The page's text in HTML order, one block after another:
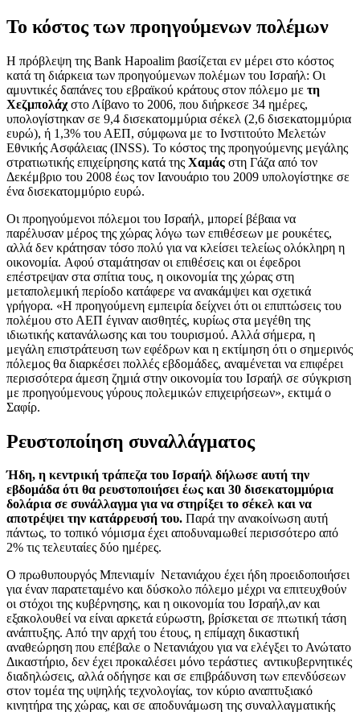
Το κόστος των προηγούμενων πολέμων
Η πρόβλεψη της Bank Hapoalim βασίζεται εν μέρει στο κόστος
κατά τη διάρκεια των προηγούμενων πολέμων του Ισραήλ: Οι
αμυντικές δαπάνες του εβραϊκού κράτους στον πόλεμο με τη
Χεζμπολάχστο Λίβανο το 2006, που διήρκεσε 34 ημέρες,
υπολογίστηκαν σε 9,4 δισεκατομμύρια σέκελ (2,6 δισεκατομμύρια
ευρώ), ή 1,3% του ΑΕΠ, σύμφωνα με το Ινστιτούτο Μελετών
Εθνικής Ασφάλειας (INSS). Το κόστος της προηγούμενης μεγάλης
στρατιωτικής επιχείρησης κατά της Χαμάς στη Γάζα από τον
Δεκέμβριο του 2008 έως τον Ιανουάριο του 2009 υπολογίστηκε σε
ένα δισεκατομμύριο ευρώ.
Οι προηγούμενοι πόλεμοι του Ισραήλ, μπορεί βέβαια να
παρέλυσαν μέρος της χώρας λόγω των επιθέσεων με ρουκέτες,
αλλά δεν κράτησαν τόσο πολύ για να κλείσει τελείως ολόκληρη η
οικονομία. Αφού σταμάτησαν οι επιθέσεις και οι έφεδροι
επέστρεψαν στα σπίτια τους, η οικονομία της χώρας στη
μεταπολεμική περίοδο κατάφερε να ανακάμψει και σχετικά
γρήγορα. «Η προηγούμενη εμπειρία δείχνει ότι οι επιπτώσεις του
πολέμου στο ΑΕΠ έγιναν αισθητές, κυρίως στα μεγέθη της
ιδιωτικής κατανάλωσης και του τουρισμού. Αλλά σήμερα, η
μεγάλη επιστράτευση των εφέδρων και η εκτίμηση ότι ο σημερινός
πόλεμος θα διαρκέσει πολλές εβδομάδες, αναμένεται να επιφέρει
περισσότερα άμεση ζημιά στην οικονομία του Ισραήλ σε σύγκριση
με προηγούμενους γύρους πολεμικών επιχειρήσεων», εκτιμά ο
Σαφίρ.
Ρευστοποίηση συναλλάγματος
Ήδη, η κεντρική τράπεζα του Ισραήλ δήλωσε αυτή την
εβδομάδα ότι θα ρευστοποιήσει έως και 30 δισεκατομμύρια
δολάρια σε συνάλλαγμα για να στηρίξει το σέκελ και να
αποτρέψει την κατάρρευσή του. Παρά την ανακοίνωση αυτή
πάντως, το τοπικό νόμισμα έχει αποδυναμωθεί περισσότερο από
2% τις τελευταίες δύο ημέρες.
Ο πρωθυπουργός Μπενιαμίν Νετανιάχου έχει ήδη προειδοποιήσει
για έναν παρατεταμένο και δύσκολο πόλεμο μέχρι να επιτευχθούν
οι στόχοι της κυβέρνησης, και η οικονομία του Ισραήλ,αν και
εξακολουθεί να είναι αρκετά εύρωστη, βρίσκεται σε πτωτική τάση
ανάπτυξης. Από την αρχή του έτους, η επίμαχη δικαστική
αναθεώρηση που επέβαλε ο Νετανιάχου για να ελέγξει το Ανώτατο
Δικαστήριο, δεν έχει προκαλέσει μόνο τεράστιες αντικυβερνητικές
διαδηλώσεις, αλλά οδήγησε και σε επιβράδυνση των επενδύσεων
στον τομέα της υψηλής τεχνολογίας, τον κύριο αναπτυξιακό
κινητήρα της χώρας, και σε αποδυνάμωση της συναλλαγματικής